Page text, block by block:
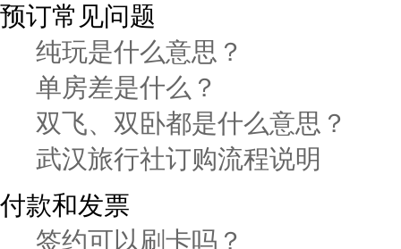
预订常见问题
纯玩是什么意思？
单房差是什么？
双飞、双卧都是什么意思？
武汉旅行社订购流程说明
付款和发票
签约可以刷卡吗？